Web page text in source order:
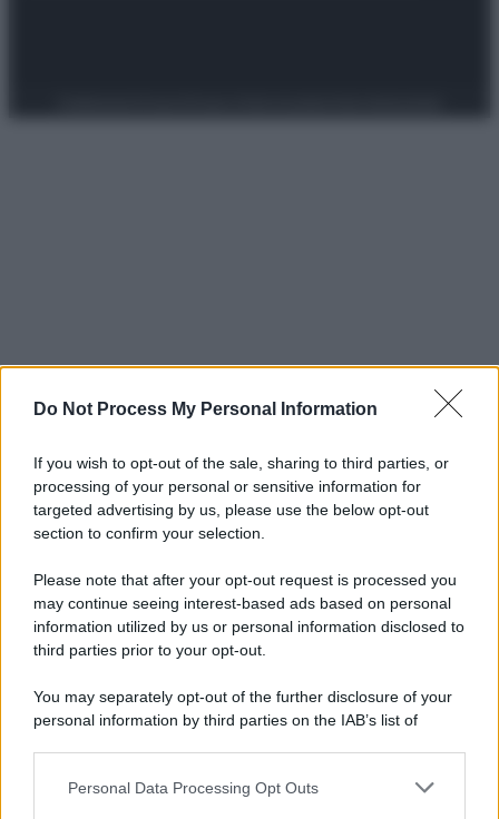
Do Not Process My Personal Information
If you wish to opt-out of the sale, sharing to third parties, or
processing of your personal or sensitive information for
targeted advertising by us, please use the below opt-out
section to confirm your selection.
Please note that after your opt-out request is processed you
may continue seeing interest-based ads based on personal
information utilized by us or personal information disclosed to
third parties prior to your opt-out.
You may separately opt-out of the further disclosure of your
personal information by third parties on the IAB’s list of
This information may also be disclosed by us to third parties
Personal Data Processing Opt Outs